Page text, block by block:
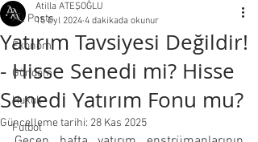
All Posts
Ekonomi
Gündem
Hukuk
Futbol
Yatırım Tavsiyesi Değildir!
- Hisse Senedi mi? Hisse
Senedi Yatırım Fonu mu?
Atilla ATEŞOĞLU
15 Eyl 2024 4 dakikada okunur
Güncelleme tarihi: 28 Kas 2025